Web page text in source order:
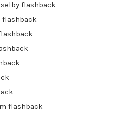
flashback
flashback